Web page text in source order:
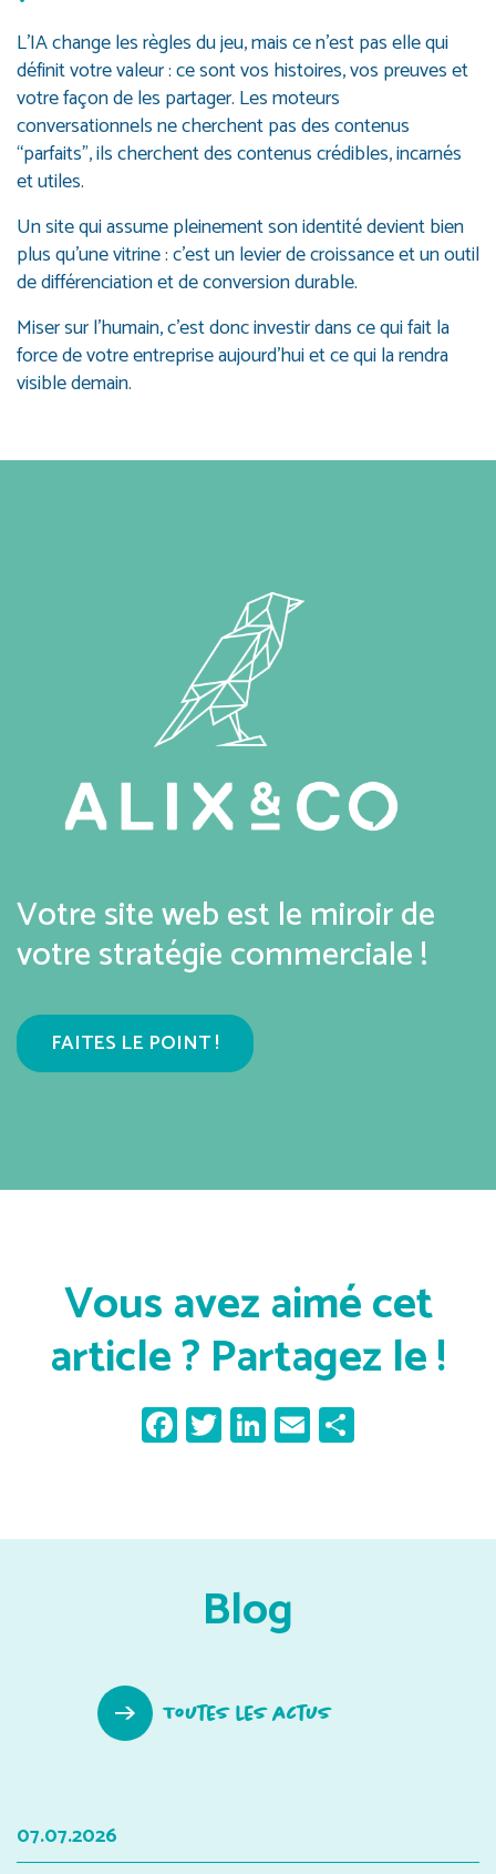
L’IA change les règles du jeu, mais ce n’est pas elle qui
définit votre valeur : ce sont vos histoires, vos preuves et
votre façon de les partager. Les moteurs
conversationnels ne cherchent pas des contenus
“parfaits”, ils cherchent des contenus crédibles, incarnés
et utiles.
Un site qui assume pleinement son identité devient bien
plus qu’une vitrine : c’est un levier de croissance et un outil
de différenciation et de conversion durable.
Miser sur l’humain, c’est donc investir dans ce qui fait la
force de votre entreprise aujourd’hui et ce qui la rendra
visible demain.
Votre site web est le miroir de
votre stratégie commerciale !
FAITES LE POINT !
Vous avez aimé cet
article ? Partagez le !
Facebook
Twitter
LinkedIn
Email
Blog
Toutes les actus
07.07.2026